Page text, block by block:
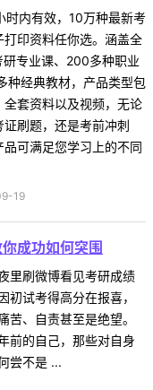
时内有效，10万种最新考
印资料任你选。涵盖全
专业课、200多种职业
种经典教材，产品类型包
套资料以及视频，无论
刷题，还是考前冲刺
可满足您学习上的不同
19
成功如何突围
刷微博看见考研成绩
试考得高分在报喜，
、自责甚至是绝望。
前的自己，那些对自身
尝不是 ...